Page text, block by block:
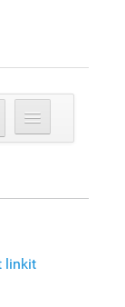
linkit